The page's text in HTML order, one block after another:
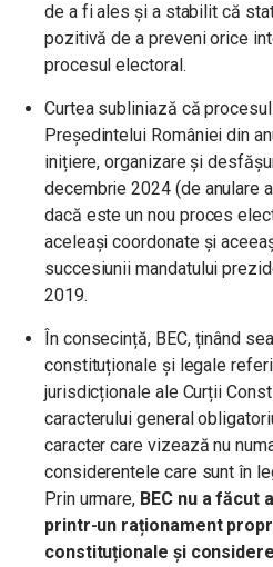
de a fi ales și a stabilit că
pozitivă de a preveni orice
procesul electoral.
Curtea subliniază că
Președintelui României din
inițiere, organizare și
decembrie 2024 (de anulare
dacă este un nou proces
aceleași coordonate și
succesiunii mandatului
2019.
În consecință, BEC, ținând
constituționale și legale
jurisdicționale ale Curții
caracterului general
caracter care vizează nu
considerentele care sunt în
Prin urmare, BEC nu a făcut
printr-un raționament
constituționale și